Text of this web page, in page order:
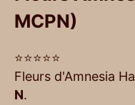
MCPN)
⭐⭐⭐⭐⭐
Fleurs d'Amnesia
N.